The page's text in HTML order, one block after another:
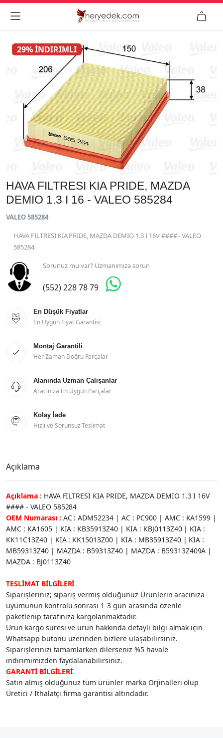
 
29% İNDIRIMLI
HAVA FILTRESI KIA PRIDE, MAZDA
DEMIO 1.3 I 16 - VALEO 585284
VALEO 585284
HAVA FILTRESI KIA PRIDE, MAZDA DEMIO 1.3 I 16V #### - VALEO
585284
Sorunuz mu var? Uzmanımıza sorun
(552) 228 78 79 

En Düşük Fiyatlar
En Uygun Fiyat Garantisi

Montaj Garantili
Her Zaman Doğru Parçalar

Alanında Uzman Çalışanlar
Aracınıza En Uygun Parçalar

Kolay İade
Hızlı ve Sorunsuz Teslimat
Açıklama
Açıklama : HAVA FILTRESI KIA PRIDE, MAZDA DEMIO 1.3 I 16V
#### - VALEO 585284
OEM Numarası : AC : ADM52234 | AC : PC900 | AMC : KA1599 |
AMC : KA1605 | KIA : KB35913Z40 | KIA : KBJ0113Z40 | KIA :
KK11C13Z40 | KIA : KK15013Z00 | KIA : MB35913Z40 | KIA :
MB59313Z40 | MAZDA : B59313Z40 | MAZDA : B59313Z409A |
MAZDA : BJ0113Z40
TESLİMAT BİLGİLERİ
Siparişleriniz; sipariş vermiş olduğunuz Ürünlerin aracınıza
uyumunun kontrolü sonrası 1-3 gün arasında özenle
paketlenip tarafınıza kargolanmaktadır.
Ürün kargo süresi ve ürün hakkında detaylı bilgi almak için
Whatsapp butonu üzerinden bizlere ulaşabilirsiniz.
Siparişlerinizi tamamlarken dilerseniz %5 havale
indirimimizden faydalanabilirsiniz.
GARANTİ BİLGİLERİ
Satın almış olduğunuz tüm ürünler marka Orjinalleri olup
Üretici / İthalatçı firma garantisi altındadır.